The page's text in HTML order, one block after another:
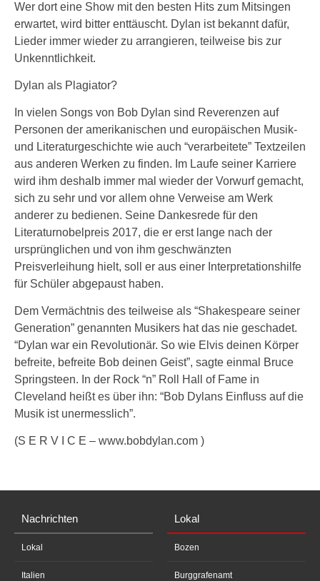
Wer dort eine Show mit den besten Hits zum Mitsingen
erwartet, wird bitter enttäuscht. Dylan ist bekannt dafür,
Lieder immer wieder zu arrangieren, teilweise bis zur
Unkenntlichkeit.
Dylan als Plagiator?
In vielen Songs von Bob Dylan sind Reverenzen auf
Personen der amerikanischen und europäischen Musik-
und Literaturgeschichte wie auch “verarbeitete” Textzeilen
aus anderen Werken zu finden. Im Laufe seiner Karriere
wird ihm deshalb immer mal wieder der Vorwurf gemacht,
sich zu sehr und vor allem ohne Verweise am Werk
anderer zu bedienen. Seine Dankesrede für den
Literaturnobelpreis 2017, die er erst lange nach der
ursprünglichen und von ihm geschwänzten
Preisverleihung hielt, soll er aus einer Interpretationshilfe
für Schüler abgepaust haben.
Dem Vermächtnis des teilweise als “Shakespeare seiner
Generation” genannten Musikers hat das nie geschadet.
“Dylan war ein Revolutionär. So wie Elvis deinen Körper
befreite, befreite Bob deinen Geist”, sagte einmal Bruce
Springsteen. In der Rock “n” Roll Hall of Fame in
Cleveland heißt es über ihn: “Bob Dylans Einfluss auf die
Musik ist unermesslich”.
(S E R V I C E – www.bobdylan.com )
Nachrichten
Lokal
Italien
Lokal
Bozen
Burggrafenamt